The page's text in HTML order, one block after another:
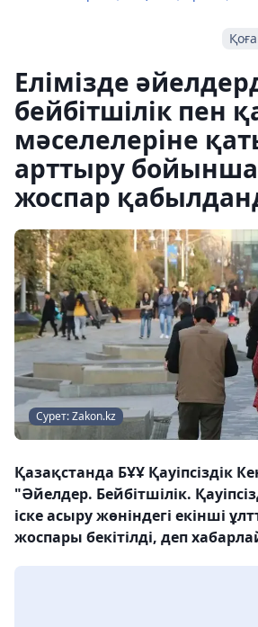
Елімізде
бейбітшілік пен
мәселелеріне
арттыру
жоспар
Сурет: Zakon.kz
Қазақстанда БҰҰ Қауіпсіздік
"Әйелдер. Бейбітшілік.
іске асыру жөніндегі екінші
жоспары бекітілді, деп